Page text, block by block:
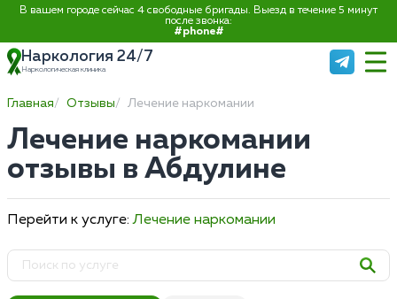
В вашем городе сейчас 4 свободные бригады. Выезд в течение 5 минут
после звонка:
#phone#
Наркология 24/7
Наркологическая клиника
Главная Отзывы Лечение наркомании
Лечение наркомании
отзывы в Абдулине
Перейти к услуге:Лечение наркомании